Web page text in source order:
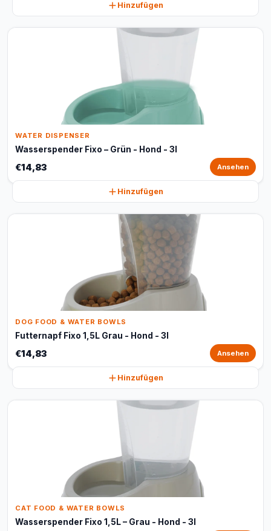
Hinzufügen
WATER DISPENSER
Wasserspender Fixo – Grün - Hond - 3l
€14,83 Ansehen
Hinzufügen
DOG FOOD & WATER BOWLS
Futternapf Fixo 1,5L Grau - Hond - 3l
€14,83 Ansehen
Hinzufügen
CAT FOOD & WATER BOWLS
Wasserspender Fixo 1,5L – Grau - Hond - 3l